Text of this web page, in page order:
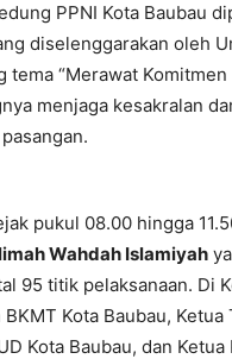
PPNI Kota Baubau
diselenggarakan oleh
tema “Merawat
menjaga kesakralan
pukul 08.00 hingga
Wahdah Islamiyah
95 titik pelaksanaan. Di
Kota Baubau, Ketua
Kota Baubau, dan